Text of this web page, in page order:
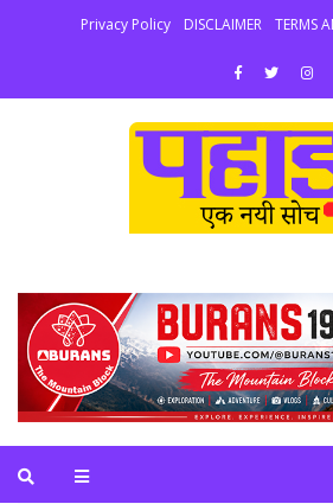
Privacy Policy DISCLAIMER TERMS